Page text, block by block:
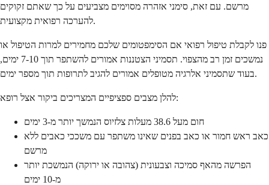
מרשם. עם זאת, סימני אזהרה מסוימים מצביעים על כך שאתם זקוקים
להערכה רפואית מקצועית.
פנו לקבלת טיפול רפואי אם הסימפטומים שלכם מחמירים למרות הטיפול או
נמשכים זמן רב מהצפוי. תסמיני הצטננות אמורים להשתפר תוך 7-10 ימים,
בעוד שתסמיני אלרגיה מטופלים אמורים להגיב לתרופות תוך מספר ימים.
להלן מצבים ספציפיים המצריכים ביקור אצל רופא:
חום מעל 38.6 מעלות צלזיוס הנמשך יותר מ-3 ימים
כאב ראש חמור או כאב בפנים שאינו משתפר עם משככי כאבים ללא
מרשם
הפרשה מהאף סמיכה וצבעונית (צהובה או ירוקה) הנמשכת יותר
מ-10 ימים